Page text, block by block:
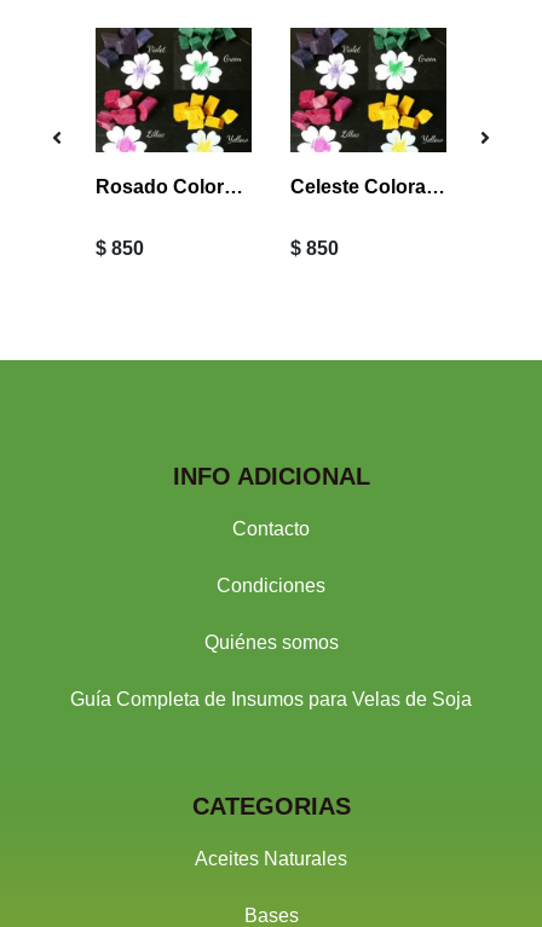
Rosado Colorante Vela Cubo
$ 850
Celeste Colorante Vela Cubo
$ 850
INFO ADICIONAL
Contacto
Condiciones
Quiénes somos
Guía Completa de Insumos para Velas de Soja
CATEGORIAS
Aceites Naturales
Bases